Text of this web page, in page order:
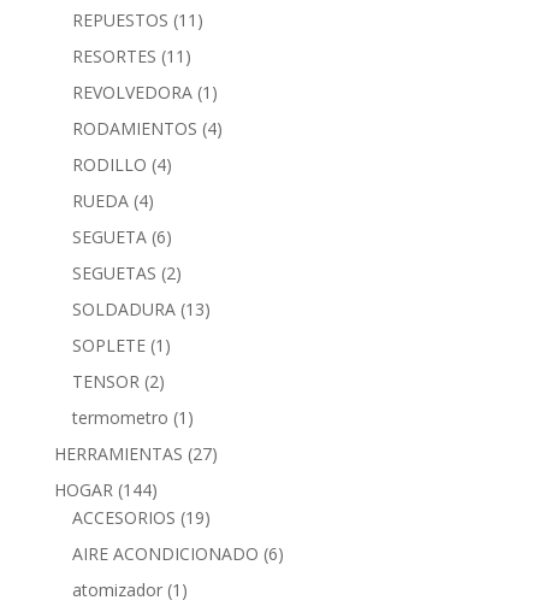
REPUESTOS (11)
RESORTES (11)
REVOLVEDORA (1)
RODAMIENTOS (4)
RODILLO (4)
RUEDA (4)
SEGUETA (6)
SEGUETAS (2)
SOLDADURA (13)
SOPLETE (1)
TENSOR (2)
termometro (1)
HERRAMIENTAS (27)
HOGAR (144)
ACCESORIOS (19)
AIRE ACONDICIONADO (6)
atomizador (1)